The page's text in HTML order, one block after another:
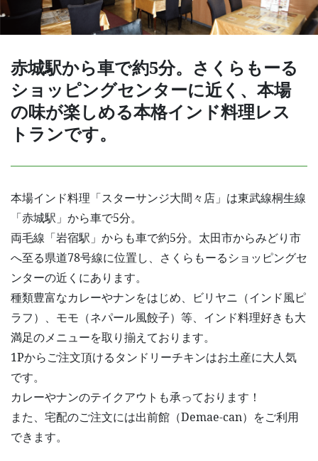
赤城駅から車で約5分。さくらもーる
ショッピングセンターに近く、 本場
の味が楽しめる本格インド料理レス
トランです。
本場インド料理「スターサンジ大間々店」は東武線桐生線
「赤城駅」から車で5分。
両毛線「岩宿駅」からも車で約5分。太田市からみどり市
へ至る県道78号線に位置し、 さくらもーるショッピングセ
ンターの近くにあります。
種類豊富なカレーやナンをはじめ、ビリヤニ（インド風ピ
ラフ）、モモ（ネパール風餃子）等、 インド料理好きも大
満足のメニューを取り揃えております。
1Pからご注文頂けるタンドリーチキンはお土産に大人気
です。
カレーやナンのテイクアウトも承っております！
また、宅配のご注文には出前館（Demae-can）をご利用
できます。